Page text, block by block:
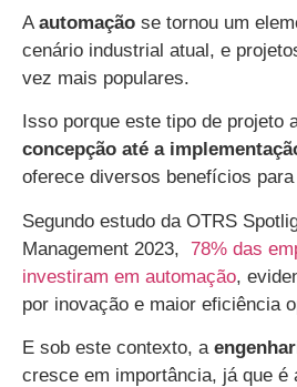
A automação se tornou um
cenário industrial atual, e
vez mais populares.
Isso porque este tipo de projeto
concepção até a
oferece diversos benefícios
Segundo estudo da OTRS
Management 2023, 78% das
investiram em automação,
por inovação e maior eficiência
E sob este contexto, a
cresce em importância, já que é